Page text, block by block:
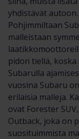
yhdistävät
Pohjimmiltaan
malleistaan
pidon tiellä,
Subarulla
vuosina Subaru
erilaisia malleja.
ovat Forester
Outback, joka on
suosituimmista